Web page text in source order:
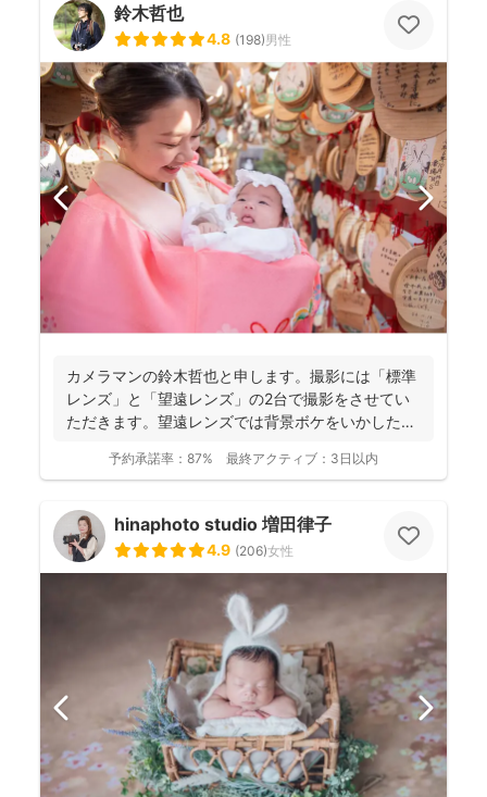
鈴木哲也
4.8 (198)男性
カメラマンの鈴木哲也と申します。撮影には「標準
レンズ」と「望遠レンズ」の2台で撮影をさせてい
ただきます。望遠レンズでは背景ボケをいかしたお
予約承諾率： 87% 最終アクティブ： 3日以内
hinaphoto studio 増田律子
4.9 (206)女性